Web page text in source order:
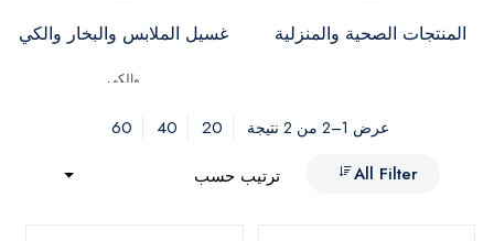
المنتجات الصحية والمنزلية غسيل الملابس والبخار والكي
عرض 1–2 من 2 نتيجة 20
40
60
All Filter
ترتيب حسب